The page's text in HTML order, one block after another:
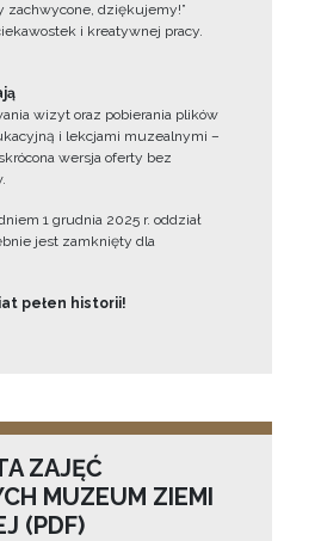
zachwycone, dziękujemy!”
i kreatywnej pracy.
wizyt oraz pobierania plików
i lekcjami muzealnymi –
wersja oferty bez
1 grudnia 2025 r. oddział
jest zamknięty dla
pełen historii!
ZAJĘĆ
MUZEUM ZIEMI
(PDF)